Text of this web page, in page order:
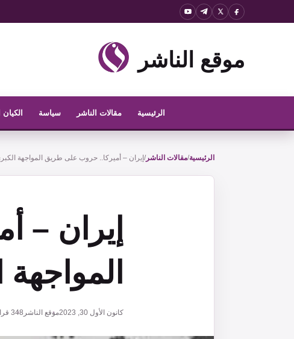
موقع الناشر
الرئيسية مقالات الناشر سياسة الكيان
الرئيسية/مقالات الناشر/ إيران – أميركا.. حروب على طريق المواجهة
إيران –
كانون الأول 30, 2023 موقع الناشر 348